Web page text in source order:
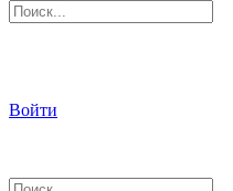
Войти